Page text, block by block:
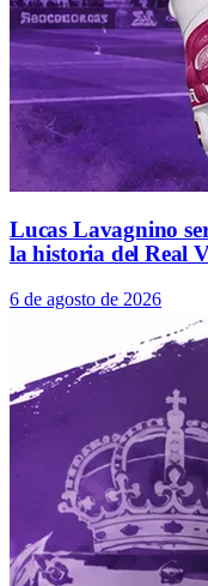
Lucas Lavagnino
la historia del Real
6 de agosto de 2026